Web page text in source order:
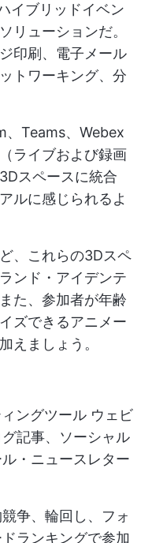
イブリッドイベン
リューションだ。
印刷、電子メール
トワーキング、分
、Teams、Webex
ライブおよび録画
スペースに統合
ルに感じられるよ
、これらの3Dスペ
ンド・アイデンテ
た、参加者が年齢
ズできるアニメー
えましょう。
ングツール ウェビ
記事、ソーシャル
・ニュースレター
争、輪回し、フォ
ランキングで参加